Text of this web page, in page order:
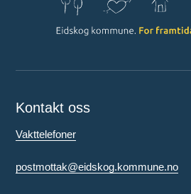
Kontakt oss
Vakttelefoner
postmottak@eidskog.kommune.no